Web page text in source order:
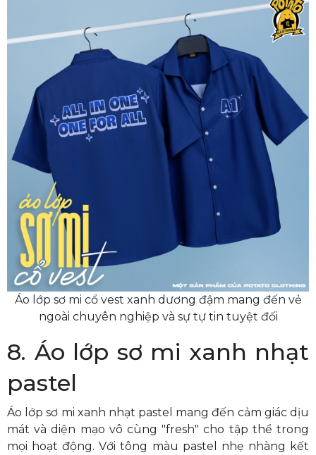
Áo lớp sơ mi cổ vest xanh dương đậm mang đến vẻ
ngoài chuyên nghiệp và sự tự tin tuyệt đối
8. Áo lớp sơ mi xanh nhạt
pastel
Áo lớp sơ mi xanh nhạt pastel mang đến cảm giác dịu
mát và diện mạo vô cùng "fresh" cho tập thể trong
mọi hoạt động. Với tông màu pastel nhẹ nhàng kết